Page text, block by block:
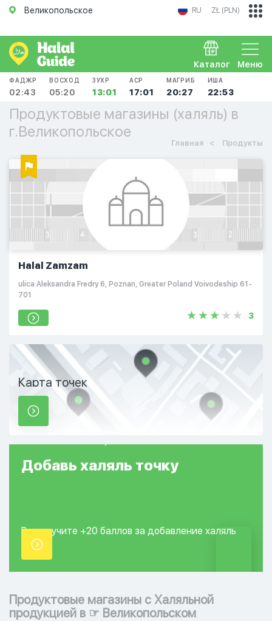
Великопольское RU ZŁ (PLN)
Меню
Каталог
ФАДЖР
02:43
ВОСХОД
05:20
ЗУХР
13:01
АСР
17:01
МАГРИБ
20:27
ИША
22:53
Продуктовые магазины (халяль) в
г.Великопольское
Главная Продукты
Halal Zamzam
ulica Aleksandra Fredry 6, Poznan, Greater Poland Voivodeship 61-
701
3
Карта точек
Добавь халяль точку
Вы получите +20 баллов за добавление халяль
точки.
Продуктовые магазины с Халяльной
продукцией в ☞ Великопольском